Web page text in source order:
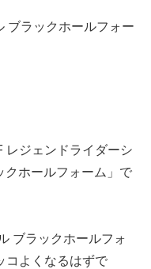
ブラックホールフォー
レジェンドライダーシ
クホールフォーム」で
ブラックホールフォ
コよくなるはずで